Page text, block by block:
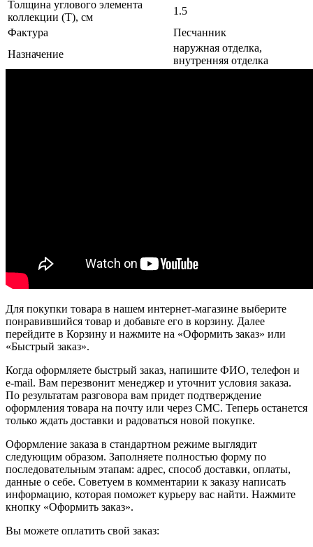
Толщина углового элемента
коллекции (T), см
1.5
Фактура
Песчанник
Назначение
наружная отделка,
внутренняя отделка
Для покупки товара в нашем интернет-магазине выберите
понравившийся товар и добавьте его в корзину. Далее
перейдите в Корзину и нажмите на «Оформить заказ» или
«Быстрый заказ».
Когда оформляете быстрый заказ, напишите ФИО, телефон и
e-mail. Вам перезвонит менеджер и уточнит условия заказа.
По результатам разговора вам придет подтверждение
оформления товара на почту или через СМС. Теперь останется
только ждать доставки и радоваться новой покупке.
Оформление заказа в стандартном режиме выглядит
следующим образом. Заполняете полностью форму по
последовательным этапам: адрес, способ доставки, оплаты,
данные о себе. Советуем в комментарии к заказу написать
информацию, которая поможет курьеру вас найти. Нажмите
кнопку «Оформить заказ».
Вы можете оплатить свой заказ: